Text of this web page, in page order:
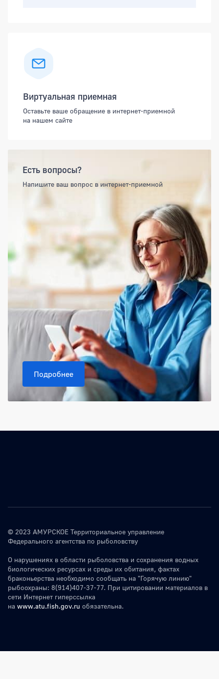
Виртуальная приемная
Оставьте ваше обращение в интернет-приемной
на нашем сайте
Есть вопросы?
Напишите ваш вопрос в интернет-приемной
Подробнее
© 2023 АМУРСКОЕ Территориальное управление
Федерального агентства по рыболовству
О нарушениях в области рыболовства и сохранения водных
биологических ресурсах и среды их обитания, фактах
браконьерства необходимо сообщать на "Горячую линию"
рыбоохраны: 8(914)407-37-77. При цитировании материалов в
сети Интернет гиперссылка
на www.atu.fish.gov.ru обязательна.